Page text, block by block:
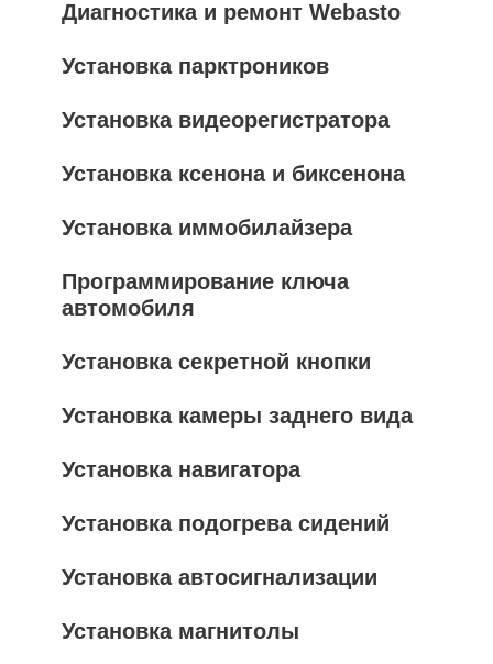
Диагностика и ремонт Webasto
Установка парктроников
Установка видеорегистратора
Установка ксенона и биксенона
Установка иммобилайзера
Программирование ключа
автомобиля
Установка секретной кнопки
Установка камеры заднего вида
Установка навигатора
Установка подогрева сидений
Установка автосигнализации
Установка магнитолы